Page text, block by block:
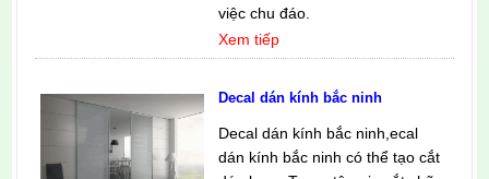
việc chu đáo.
Xem tiếp
Decal dán kính bắc ninh
Decal dán kính bắc ninh,ecal
dán kính bắc ninh có thể tạo cắt